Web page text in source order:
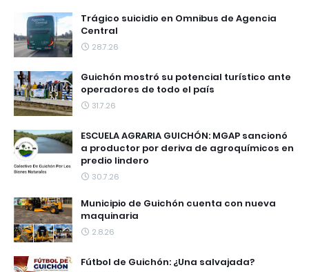
Trágico suicidio en Omnibus de Agencia
Central
28.7.26
Guichón mostró su potencial turístico ante
operadores de todo el país
31.7.26
ESCUELA AGRARIA GUICHÓN: MGAP sancionó
a productor por deriva de agroquímicos en
predio lindero
30.7.26
Municipio de Guichón cuenta con nueva
maquinaria
2.8.26
Fútbol de Guichón: ¿Una salvajada?